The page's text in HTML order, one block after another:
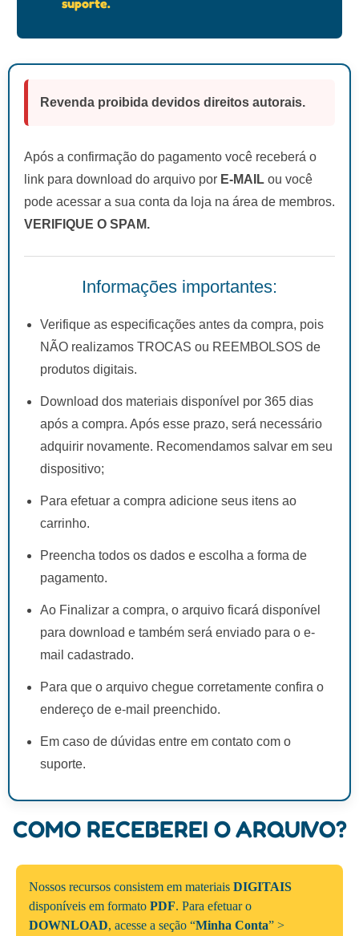
Revenda proibida devidos direitos autorais.
Após a confirmação do pagamento você receberá o
link para download do arquivo por E-MAIL ou você
pode acessar a sua conta da loja na área de membros.
VERIFIQUE O SPAM.
Informações importantes:
Verifique as especificações antes da compra, pois
NÃO realizamos TROCAS ou REEMBOLSOS de
produtos digitais.
Download dos materiais disponível por 365 dias
após a compra. Após esse prazo, será necessário
adquirir novamente. Recomendamos salvar em seu
dispositivo;
Para efetuar a compra adicione seus itens ao
carrinho.
Preencha todos os dados e escolha a forma de
pagamento.
Ao Finalizar a compra, o arquivo ficará disponível
para download e também será enviado para o e-
mail cadastrado.
Para que o arquivo chegue corretamente confira o
endereço de e-mail preenchido.
Em caso de dúvidas entre em contato com o
suporte.
COMO RECEBEREI O ARQUIVO?
Nossos recursos consistem em materiais DIGITAIS
disponíveis em formato PDF. Para efetuar o
DOWNLOAD, acesse a seção “Minha Conta” >